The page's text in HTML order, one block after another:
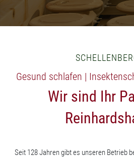
Gesund schlafen |
Wir sind Ihr
Seit 128 Jahren gibt es unseren Betrieb